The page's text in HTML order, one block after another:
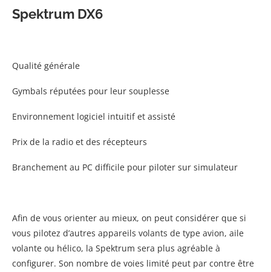
Spektrum DX6
Qualité générale
Gymbals réputées pour leur souplesse
Environnement logiciel intuitif et assisté
Prix de la radio et des récepteurs
Branchement au PC difficile pour piloter sur simulateur
Afin de vous orienter au mieux, on peut considérer que si
vous pilotez d’autres appareils volants de type avion, aile
volante ou hélico, la Spektrum sera plus agréable à
configurer. Son nombre de voies limité peut par contre être